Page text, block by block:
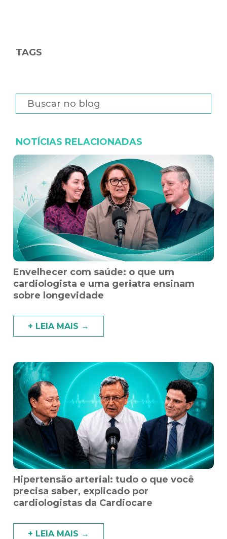
TAGS
NOTÍCIAS RELACIONADAS
Envelhecer com saúde: o que um
cardiologista e uma geriatra ensinam
sobre longevidade
+ LEIA MAIS →
Hipertensão arterial: tudo o que você
precisa saber, explicado por
cardiologistas da Cardiocare
+ LEIA MAIS →